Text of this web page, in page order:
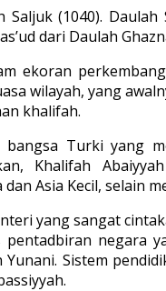
(1040).
dari Daulah
ekoran
wilayah, yang
khalifah.
Turki yang
Khalifah
Asia Kecil, selain
yang sangat
Sistem